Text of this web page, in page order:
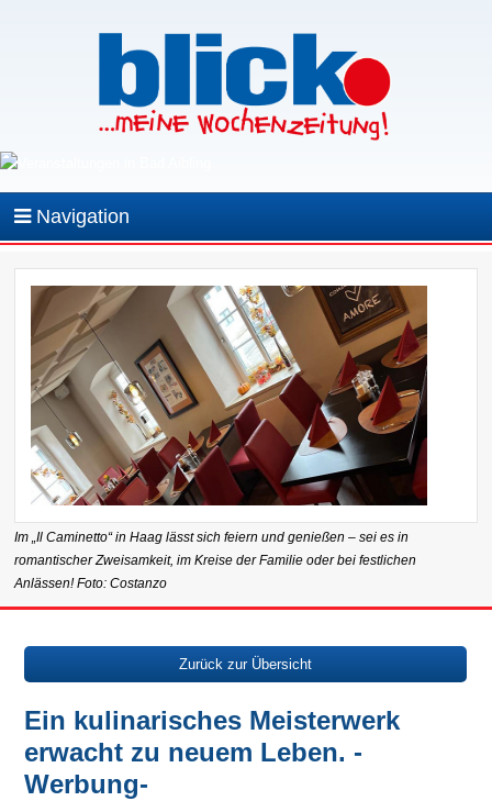
Navigation
Im „Il Caminetto“ in Haag lässt sich feiern und genießen – sei es in
romantischer Zweisamkeit, im Kreise der Familie oder bei festlichen
Anlässen! Foto: Costanzo
Zurück zur Übersicht
Ein kulinarisches Meisterwerk
erwacht zu neuem Leben. -
Werbung-